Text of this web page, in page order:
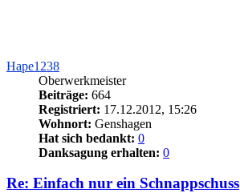
Hape1238
Oberwerkmeister
Beiträge: 664
Registriert: 17.12.2012, 15:26
Wohnort: Genshagen
Hat sich bedankt: 0
Danksagung erhalten: 0
Re: Einfach nur ein Schnappschuss